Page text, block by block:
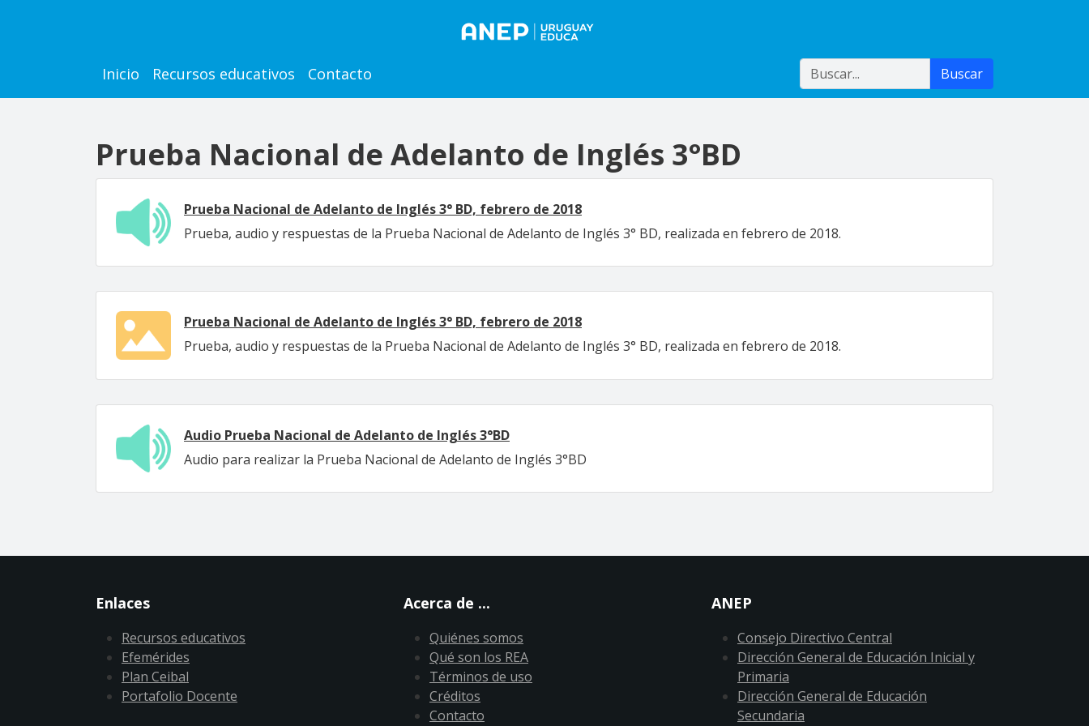
Main navigation
Inicio Recursos educativos Contacto Buscar Buscar
Prueba Nacional de Adelanto de Inglés 3°BD
Prueba Nacional de Adelanto de Inglés 3° BD, febrero de 2018
Prueba, audio y respuestas de la Prueba Nacional de Adelanto de Inglés 3° BD, realizada en febrero de 2018.
Prueba Nacional de Adelanto de Inglés 3° BD, febrero de 2018
Prueba, audio y respuestas de la Prueba Nacional de Adelanto de Inglés 3° BD, realizada en febrero de 2018.
Audio Prueba Nacional de Adelanto de Inglés 3°BD
Audio para realizar la Prueba Nacional de Adelanto de Inglés 3°BD
Enlaces
Recursos educativos
Efemérides
Plan Ceibal
Portafolio Docente
Acerca de ...
Quiénes somos
Qué son los REA
Términos de uso
Créditos
Contacto
ANEP
Consejo Directivo Central
Dirección General de Educación Inicial y
Primaria
Dirección General de Educación
Secundaria